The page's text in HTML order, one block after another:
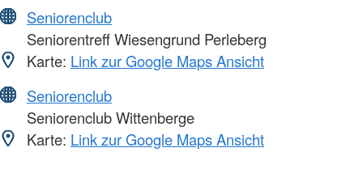
Seniorenclub
Seniorentreff Wiesengrund Perleberg
Karte: Link zur Google Maps Ansicht
Seniorenclub
Seniorenclub Wittenberge
Karte: Link zur Google Maps Ansicht